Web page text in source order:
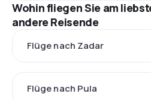
Wohin fliegen Sie am
andere Reisende
Flüge nach Zadar
Flüge nach Pula